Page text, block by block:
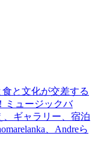
と⽂化が交差する
ミュージックバ
ギャラリー、宿泊
、Andreら